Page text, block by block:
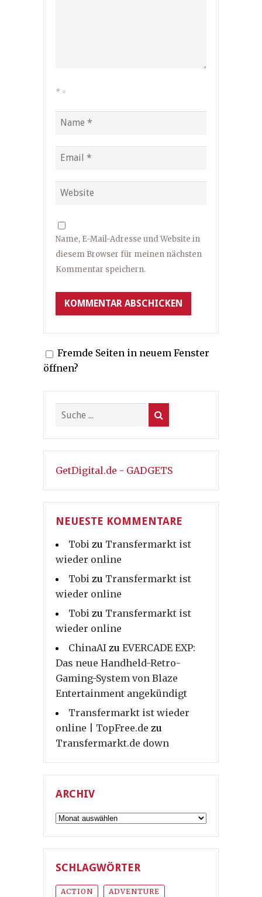
* =
Name, E-Mail-Adresse und Website in
diesem Browser für meinen nächsten
Kommentar speichern.
Fremde Seiten in neuem Fenster
öffnen?
GetDigital.de - GADGETS
NEUESTE KOMMENTARE
Tobi zu Transfermarkt ist
wieder online
Tobi zu Transfermarkt ist
wieder online
Tobi zu Transfermarkt ist
wieder online
ChinaAI zu EVERCADE EXP:
Das neue Handheld-Retro-
Gaming-System von Blaze
Entertainment angekündigt
Transfermarkt ist wieder
online | TopFree.de zu
Transfermarkt.de down
ARCHIV
Archiv
SCHLAGWÖRTER
ACTION ADVENTURE